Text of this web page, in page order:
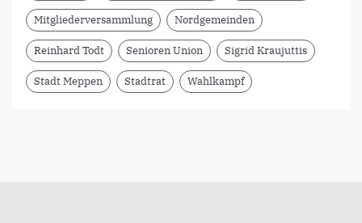
Mitgliederversammlung Nordgemeinden
Reinhard Todt Senioren Union Sigrid Kraujuttis
Stadt Meppen Stadtrat Wahlkampf